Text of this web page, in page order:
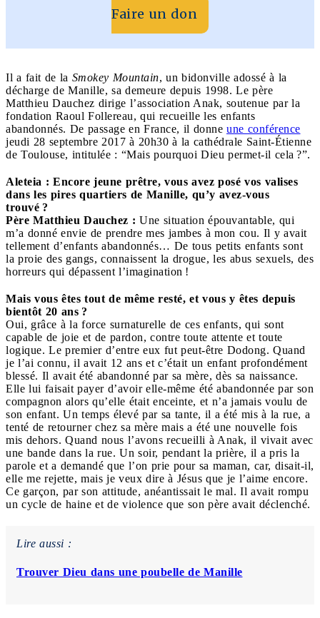
Faire un don
Il a fait de la Smokey Mountain, un bidonville adossé à la
décharge de Manille, sa demeure depuis 1998. Le père
Matthieu Dauchez dirige l’association Anak, soutenue par la
fondation Raoul Follereau, qui recueille les enfants
abandonnés. De passage en France, il donne une conférence
jeudi 28 septembre 2017 à 20h30 à la cathédrale Saint-Étienne
de Toulouse, intitulée : “Mais pourquoi Dieu permet-il cela ?”.
Aleteia : Encore jeune prêtre, vous avez posé vos valises
dans les pires quartiers de Manille, qu’y avez-vous
trouvé ?
Père Matthieu Dauchez : Une situation épouvantable, qui
m’a donné envie de prendre mes jambes à mon cou. Il y avait
tellement d’enfants abandonnés… De tous petits enfants sont
la proie des gangs, connaissent la drogue, les abus sexuels, des
horreurs qui dépassent l’imagination !
Mais vous êtes tout de même resté, et vous y êtes depuis
bientôt 20 ans ?
Oui, grâce à la force surnaturelle de ces enfants, qui sont
capable de joie et de pardon, contre toute attente et toute
logique. Le premier d’entre eux fut peut-être Dodong. Quand
je l’ai connu, il avait 12 ans et c’était un enfant profondément
blessé. Il avait été abandonné par sa mère, dès sa naissance.
Elle lui faisait payer d’avoir elle-même été abandonnée par son
compagnon alors qu’elle était enceinte, et n’a jamais voulu de
son enfant. Un temps élevé par sa tante, il a été mis à la rue, a
tenté de retourner chez sa mère mais a été une nouvelle fois
mis dehors. Quand nous l’avons recueilli à Anak, il vivait avec
une bande dans la rue. Un soir, pendant la prière, il a pris la
parole et a demandé que l’on prie pour sa maman, car, disait-il,
elle me rejette, mais je veux dire à Jésus que je l’aime encore.
Ce garçon, par son attitude, anéantissait le mal. Il avait rompu
un cycle de haine et de violence que son père avait déclenché.
Lire aussi :
Trouver Dieu dans une poubelle de Manille